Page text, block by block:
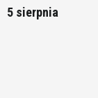
5 sierpnia